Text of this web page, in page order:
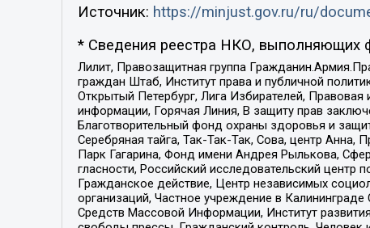
Источник: https://minjust.gov.ru/ru/
* Сведения реестра НКО, выполняющих
Лилит, Правозащитная группа
граждан Штаб, Институт права и публичной
Открытый Петербург, Лига Избирателей,
информации, Горячая Линия, В защиту прав
Благотворительный фонд охраны здоровья и
Серебряная тайга, Так-Так-Так, Сова, центр
Парк Гагарина, Фонд имени Андрея Рылькова,
гласности, Российский исследовательский центр
Гражданское действие, Центр независимых
организаций, Частное учреждение в
Средств Массовой Информации, Институт